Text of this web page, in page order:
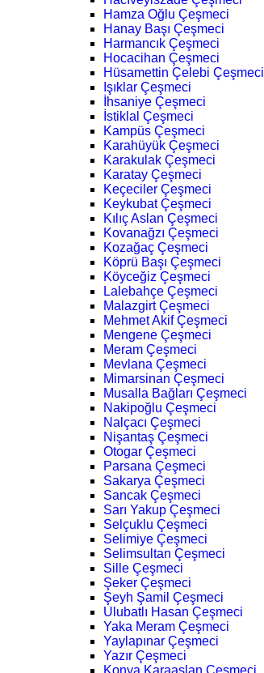
Hamza Oğlu Çeşmeci
Hanay Başı Çeşmeci
Harmancık Çeşmeci
Hocacihan Çeşmeci
Hüsamettin Çelebi Çeşmeci
Işıklar Çeşmeci
İhsaniye Çeşmeci
İstiklal Çeşmeci
Kampüs Çeşmeci
Karahüyük Çeşmeci
Karakulak Çeşmeci
Karatay Çeşmeci
Keçeciler Çeşmeci
Keykubat Çeşmeci
Kılıç Aslan Çeşmeci
Kovanağzı Çeşmeci
Kozağaç Çeşmeci
Köprü Başı Çeşmeci
Köyceğiz Çeşmeci
Lalebahçe Çeşmeci
Malazgirt Çeşmeci
Mehmet Akif Çeşmeci
Mengene Çeşmeci
Meram Çeşmeci
Mevlana Çeşmeci
Mimarsinan Çeşmeci
Musalla Bağları Çeşmeci
Nakipoğlu Çeşmeci
Nalçacı Çeşmeci
Nişantaş Çeşmeci
Otogar Çeşmeci
Parsana Çeşmeci
Sakarya Çeşmeci
Sancak Çeşmeci
Sarı Yakup Çeşmeci
Selçuklu Çeşmeci
Selimiye Çeşmeci
Selimsultan Çeşmeci
Sille Çeşmeci
Şeker Çeşmeci
Şeyh Şamil Çeşmeci
Ulubatlı Hasan Çeşmeci
Yaka Meram Çeşmeci
Yaylapınar Çeşmeci
Yazır Çeşmeci